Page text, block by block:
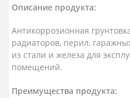
Описание продукта:
Антикоррозионная
радиаторов, перил,
из стали и железа для
помещений.
Преимущества продукта: